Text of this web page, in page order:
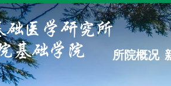
所院概况